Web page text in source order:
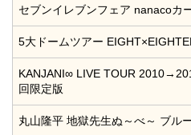
セブンイレブンフェア nanacoカ
5大ドームツアー
KANJANI∞ LIVE TOUR
回限定版
丸山隆平 地獄先生ぬ～べ～ ブル